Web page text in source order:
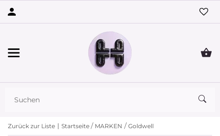
Zurück zur Liste Startseite MARKEN Goldwell